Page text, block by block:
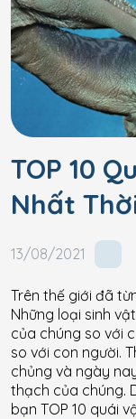
TOP 10
Nhất
13/08/2021
Trên thế giới đã
Những loại sinh
của chúng so với
so với con người.
chủng và ngày
thạch của chúng.
bạn TOP 10 quái